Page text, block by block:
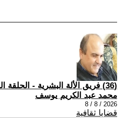
(36) فريق الألة البشرية - الحلقة السابعة والأخيرة
محمد عبد الكريم يوسف
2026 / 8 / 8
قضايا ثقافية